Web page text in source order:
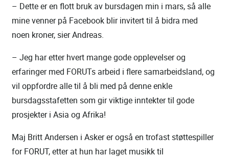
– Dette er en flott bruk av bursdagen min i mars, så alle
mine venner på Facebook blir invitert til å bidra med
noen kroner, sier Andreas.
– Jeg har etter hvert mange gode opplevelser og
erfaringer med FORUTs arbeid i flere samarbeidsland, og
vil oppfordre alle til å bli med på denne enkle
bursdagsstafetten som gir viktige inntekter til gode
prosjekter i Asia og Afrika!
Maj Britt Andersen i Asker er også en trofast støttespiller
for FORUT, etter at hun har laget musikk til